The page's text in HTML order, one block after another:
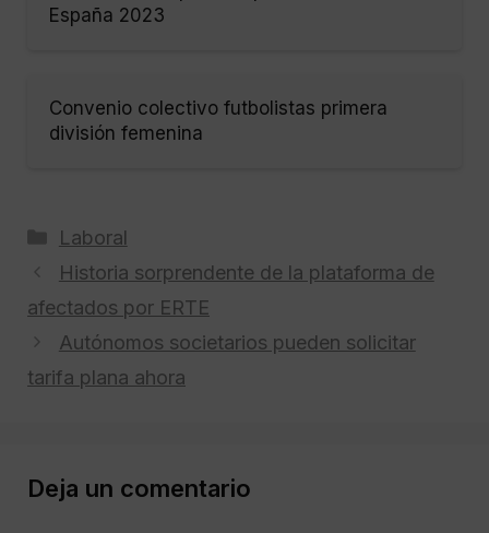
España 2023
Convenio colectivo futbolistas primera
división femenina
Categorías
Laboral
Historia sorprendente de la plataforma de
afectados por ERTE
Autónomos societarios pueden solicitar
tarifa plana ahora
Deja un comentario